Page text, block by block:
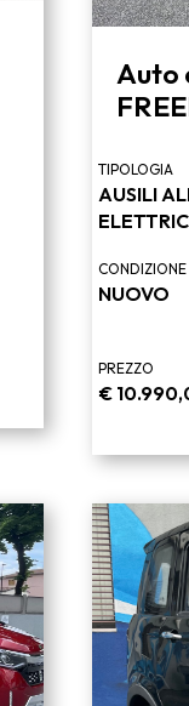
Auto
TIPOLOGIA
AUSILI
CONDIZIONE
NUOVO
PREZZO
€